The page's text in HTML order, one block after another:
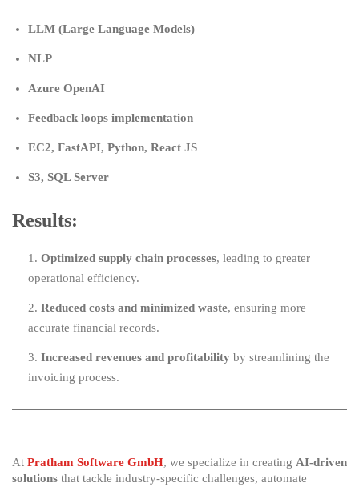
LLM (Large Language Models)
NLP
Azure OpenAI
Feedback loops implementation
EC2, FastAPI, Python, React JS
S3, SQL Server
Results:
Optimized supply chain processes, leading to greater
operational efficiency.
Reduced costs and minimized waste, ensuring more
accurate financial records.
Increased revenues and profitability by streamlining the
invoicing process.
At Pratham Software GmbH, we specialize in creating AI-driven
solutions that tackle industry-specific challenges, automate